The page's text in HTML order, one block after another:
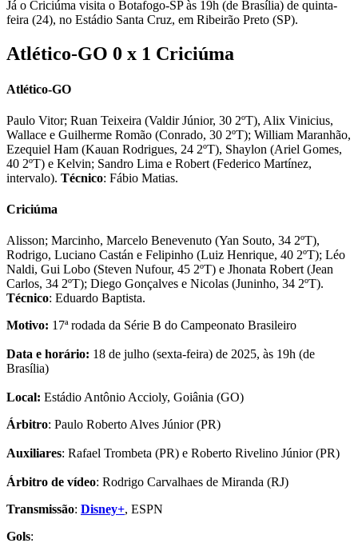
Já o Criciúma visita o Botafogo-SP às 19h (de Brasília) de quinta-
feira (24), no Estádio Santa Cruz, em Ribeirão Preto (SP).
Atlético-GO 0 x 1 Criciúma
Atlético-GO
Paulo Vitor; Ruan Teixeira (Valdir Júnior, 30 2ºT), Alix Vinicius,
Wallace e Guilherme Romão (Conrado, 30 2ºT); William Maranhão,
Ezequiel Ham (Kauan Rodrigues, 24 2ºT), Shaylon (Ariel Gomes,
40 2ºT) e Kelvin; Sandro Lima e Robert (Federico Martínez,
intervalo). Técnico: Fábio Matias.
Criciúma
Alisson; Marcinho, Marcelo Benevenuto (Yan Souto, 34 2ºT),
Rodrigo, Luciano Castán e Felipinho (Luiz Henrique, 40 2ºT); Léo
Naldi, Gui Lobo (Steven Nufour, 45 2ºT) e Jhonata Robert (Jean
Carlos, 34 2ºT); Diego Gonçalves e Nicolas (Juninho, 34 2ºT).
Técnico: Eduardo Baptista.
Motivo: 17ª rodada da Série B do Campeonato Brasileiro
Data e horário: 18 de julho (sexta-feira) de 2025, às 19h (de
Brasília)
Local: Estádio Antônio Accioly, Goiânia (GO)
Árbitro: Paulo Roberto Alves Júnior (PR)
Auxiliares: Rafael Trombeta (PR) e Roberto Rivelino Júnior (PR)
Árbitro de vídeo: Rodrigo Carvalhaes de Miranda (RJ)
Transmissão: Disney+, ESPN
Gols: